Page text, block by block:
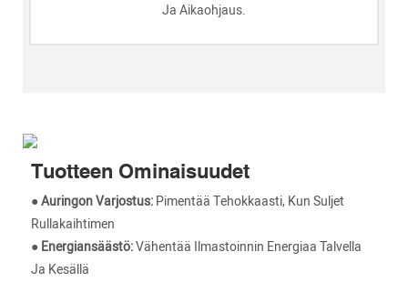
Ja Aikaohjaus.
Tuotteen Ominaisuudet
● Auringon Varjostus:Pimentää Tehokkaasti, Kun Suljet
Rullakaihtimen
●Energiansäästö:Vähentää Ilmastoinnin Energiaa Talvella
Ja Kesällä